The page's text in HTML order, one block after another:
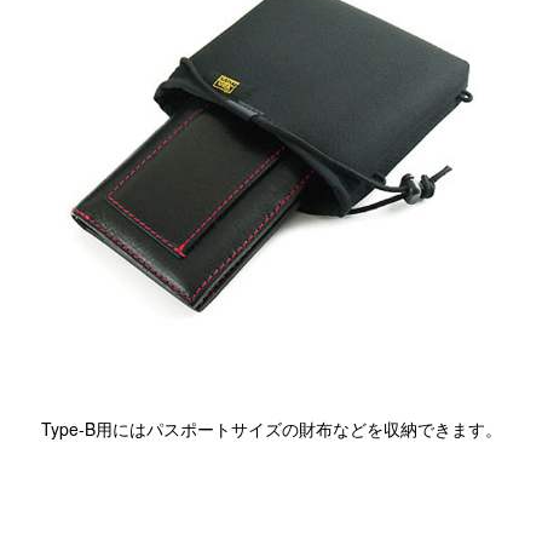
Type-B用にはパスポートサイズの財布などを収納できます。